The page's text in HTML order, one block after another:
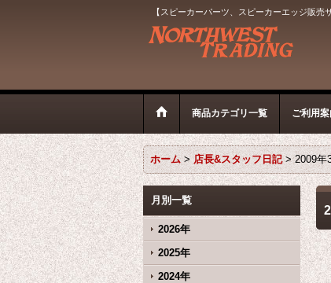
【スピーカーパーツ、スピーカーエッジ販
商品カテゴリ一覧 ご利用
ホーム > 店長&スタッフ日記 > 2009年
月別一覧
2026年
2025年
2024年